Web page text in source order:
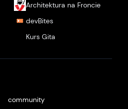
Architektura na Froncie
devBites
Kurs Gita
community